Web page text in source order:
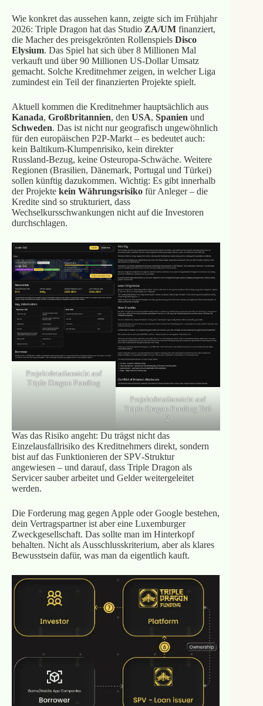
Wie konkret das aussehen kann, zeigte sich im Frühjahr
2026: Triple Dragon hat das Studio ZA/UMfinanziert,
die Macher des preisgekrönten Rollenspiels Disco
Elysium. Das Spiel hat sich über 8 Millionen Mal
verkauft und über 90 Millionen US‑Dollar Umsatz
gemacht. Solche Kreditnehmer zeigen, in welcher Liga
zumindest ein Teil der finanzierten Projekte spielt.
Aktuell kommen die Kreditnehmer hauptsächlich aus
Kanada, Großbritannien, den USA, Spanien und
Schweden. Das ist nicht nur geografisch ungewöhnlich
für den europäischen P2P‑Markt – es bedeutet auch:
kein Baltikum‑Klumpenrisiko, kein direkter
Russland‑Bezug, keine Osteuropa‑Schwäche. Weitere
Regionen (Brasilien, Dänemark, Portugal und Türkei)
sollen künftig dazukommen. Wichtig: Es gibt innerhalb
der Projekte kein Währungsrisikofür Anleger – die
Kredite sind so strukturiert, dass
Wechselkursschwankungen nicht auf die Investoren
durchschlagen.
Projektdetailansicht auf
Triple Dragon Funding
Projektdetailansicht auf
Triple Dragon Funding Teil
2
Was das Risiko angeht: Du trägst nicht das
Einzelausfallrisiko des Kreditnehmers direkt, sondern
bist auf das Funktionieren der SPV‑Struktur
angewiesen – und darauf, dass Triple Dragon als
Servicer sauber arbeitet und Gelder weitergeleitet
werden.
Die Forderung mag gegen Apple oder Google bestehen,
dein Vertragspartner ist aber eine Luxemburger
Zweckgesellschaft. Das sollte man im Hinterkopf
behalten. Nicht als Ausschlusskriterium, aber als klares
Bewusstsein dafür, was man da eigentlich kauft.